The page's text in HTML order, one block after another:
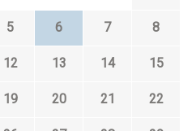
5 6 7 8
12 13 14 15
19 20 21 22